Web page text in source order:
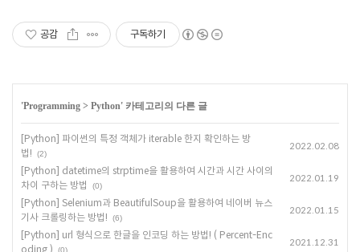
공감 구독하기
'Programming > Python' 카테고리의 다른 글
[Python] 파이썬의 특정 객체가 iterable 한지 확인하는 방
법!
(2)
2022.02.08
[Python] datetime의 strptime을 활용하여 시간과 시간 사이의
차이 구하는 방법
(0)
2022.01.19
[Python] Selenium과 BeautifulSoup을 활용하여 네이버 뉴스
기사 크롤링하는 방법!
(6)
2022.01.15
[Python] url 형식으로 한글을 인코딩 하는 방법! ( Percent-Enc
oding )
(0)
2021.12.31